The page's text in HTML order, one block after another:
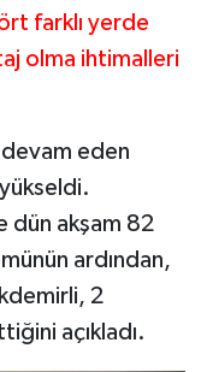
farklı yerde
olma ihtimalleri
eden
yükseldi.
dün akşam 82
ardından,
2
açıkladı.